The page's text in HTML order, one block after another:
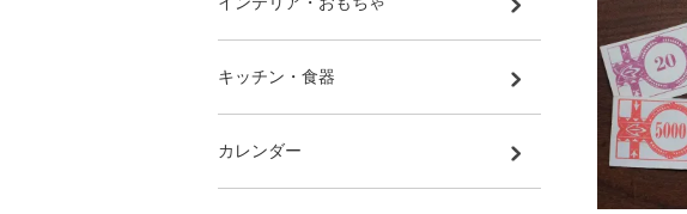
キッチン・食器
カレンダー